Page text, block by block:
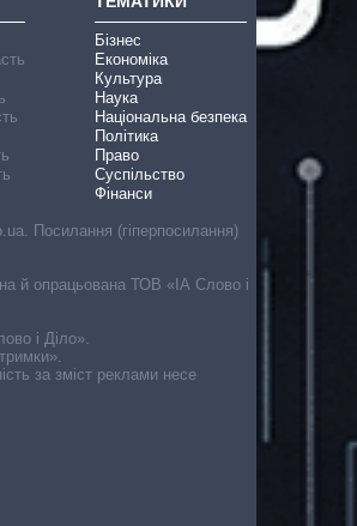
Бізнес
Економіка
Культура
Наука
Національна безпека
Політика
Право
Суспільство
Фінанси
Посилання (гіперпосилання)
й опрацьована ТОВ «ІА Слово і
і Діло».
за зміст реклами несе